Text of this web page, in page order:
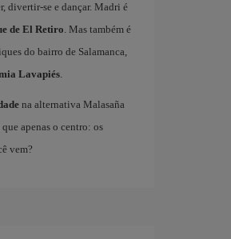
divertir-se e dançar. Madri é
de El Retiro. Mas também é
do bairro de Salamanca,
Lavapiés.
na alternativa Malasaña
apenas o centro: os
vem?